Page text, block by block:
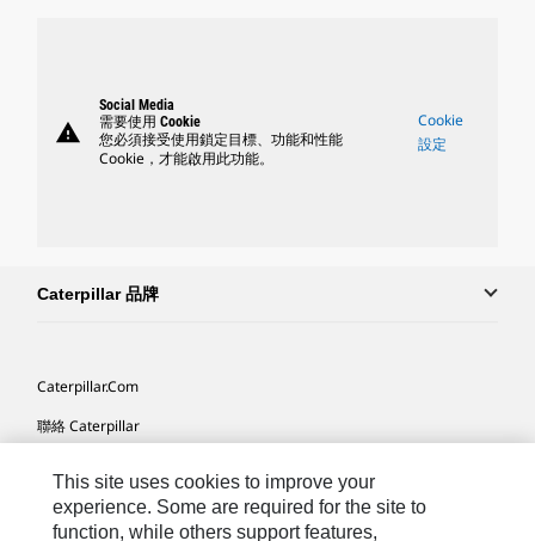
warning
Social Media
需要使用 Cookie
您必須接受使用鎖定目標、功能和性能
Cookie，才能啟用此功能。
Cookie
設定
Caterpillar 品牌
Caterpillar.com
聯絡 Caterpillar
網站地圖
This site uses cookies to improve your
experience. Some are required for the site to
function, while others support features,